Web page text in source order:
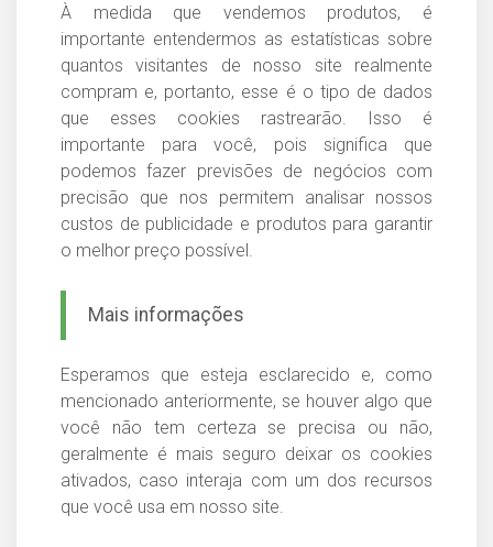
À medida que vendemos produtos, é
importante entendermos as estatísticas sobre
quantos visitantes de nosso site realmente
compram e, portanto, esse é o tipo de dados
que esses cookies rastrearão. Isso é
importante para você, pois significa que
podemos fazer previsões de negócios com
precisão que nos permitem analisar nossos
custos de publicidade e produtos para garantir
o melhor preço possível.
Mais informações
Esperamos que esteja esclarecido e, como
mencionado anteriormente, se houver algo que
você não tem certeza se precisa ou não,
geralmente é mais seguro deixar os cookies
ativados, caso interaja com um dos recursos
que você usa em nosso site.